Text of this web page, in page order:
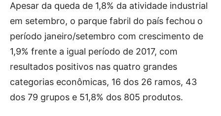
Apesar da queda de 1,8% da atividade industrial
em setembro, o parque fabril do país fechou o
período janeiro/setembro com crescimento de
1,9% frente a igual período de 2017, com
resultados positivos nas quatro grandes
categorias econômicas, 16 dos 26 ramos, 43
dos 79 grupos e 51,8% dos 805 produtos.